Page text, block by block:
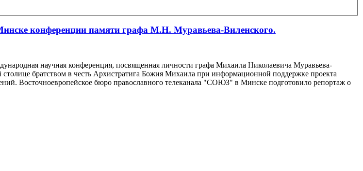
конференции памяти графа М.Н. Муравьева-Виленского.
научная конференция, посвященная личности графа Михаила Николаевича Муравьева-
братством в честь Архистратига Божия Михаила при информационной поддержке проекта
Восточноевропейское бюро православного телеканала "СОЮЗ" в Минске подготовило репортаж о